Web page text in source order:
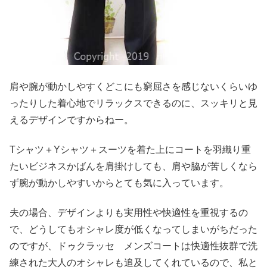
肩や腕が動かしやすくどこにも窮屈さを感じないくらいゆ
ったりした着心地でリラックスできるのに、スッキリと見
えるデザインですからねー。
Tシャツ＋Yシャツ＋スーツを着た上にコートを羽織り重
たいビジネスかばんを肩掛けしても、肩や脇が苦しくなら
ず腕が動かしやすいからとても気に入っています。
夫の場合、デザインよりも実用性や快適性を重視するの
で、どうしてもオシャレ度が低くなってしまいがちだった
のですが、ドゥクラッセ メンズコートは快適性抜群で洗
練された大人のオシャレも追及してくれているので、私と